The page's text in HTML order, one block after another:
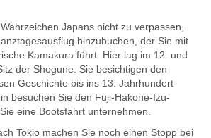
Japans nicht zu verpassen,
hinzubuchen, der Sie mit
Kamakura führt. Hier lag im 12. und
der Shogune. Sie besichtigen den
Geschichte bis ins 13. Jahrhundert
besuchen Sie den Fuji-Hakone-Izu-
eine Bootsfahrt unternehmen.
Tokio machen Sie noch einen Stopp bei